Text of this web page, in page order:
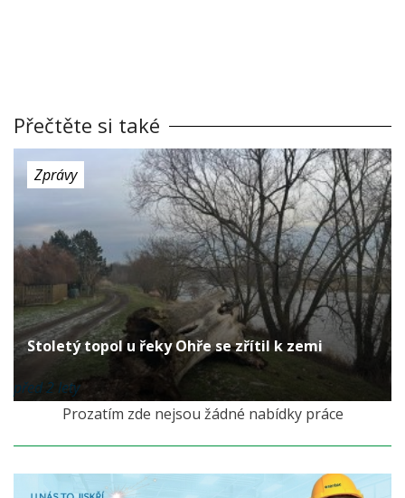
Přečtěte si také
Zprávy
Stoletý topol u řeky Ohře se zřítil k zemi
před 2 lety
Prozatím zde nejsou žádné nabídky práce